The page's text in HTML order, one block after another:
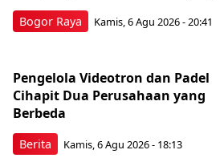
Bogor Raya Kamis, 6 Agu 2026 - 20:41
Berita
Pengelola Videotron dan Padel
Cihapit Dua Perusahaan yang
Berbeda
Kamis, 6 Agu 2026 - 18:13